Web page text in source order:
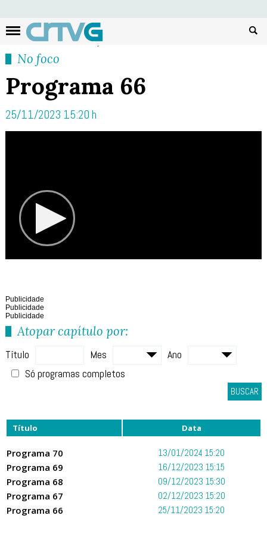
No foco
Programa 66
25/11/2023 15:20 h
Publicidade
Publicidade
Publicidade
Atopar capítulo por:
Título Mes
Ano
Só programas completos
BUSCAR
Título Data
Programa 70 13/01/2024 15:20
Programa 69 16/12/2023 15:15
Programa 68 09/12/2023 15:30
Programa 67 02/12/2023 15:20
Programa 66 25/11/2023 15:20